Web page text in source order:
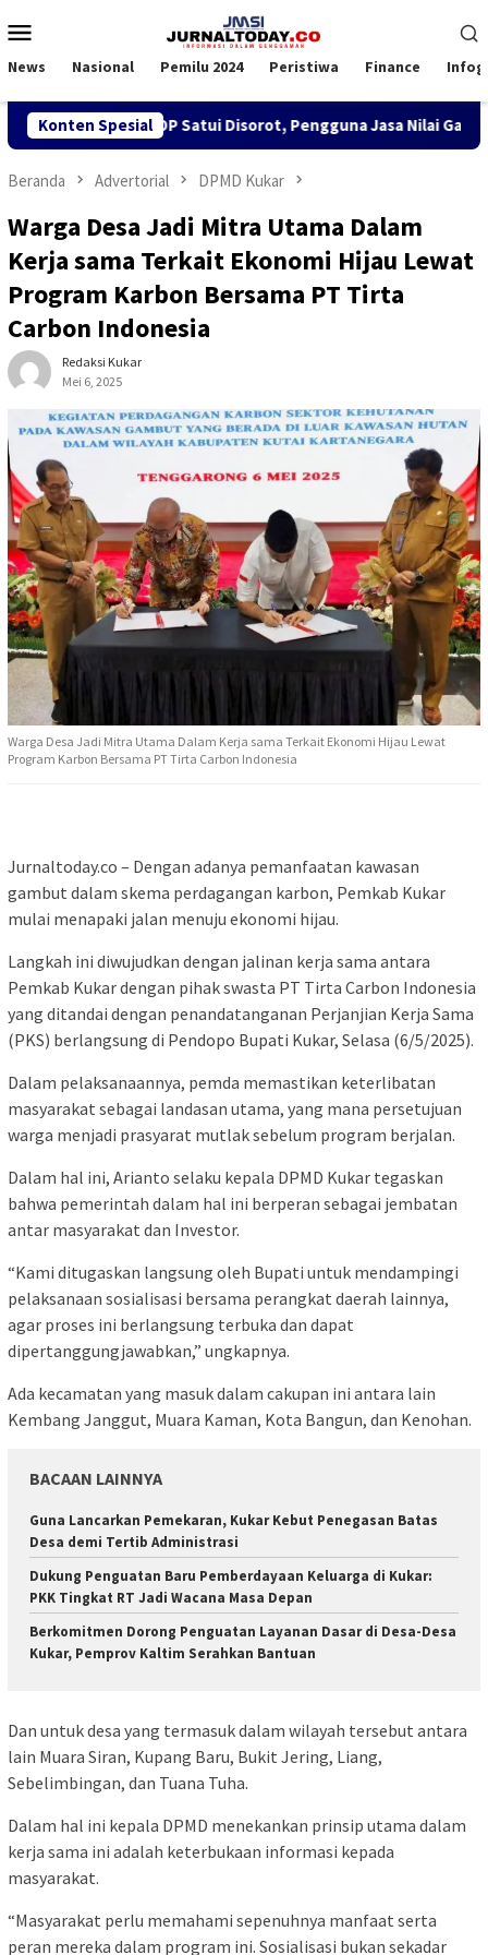
ke
Mobile
News Nasional Pemilu 2024 Peristiwa Finance
Konten Spesial
TKBM di KSOP Satui Disorot, Pengguna Jasa Nilai Ganggu
Beranda Advertorial DPMD Kukar
Warga Desa Jadi Mitra Utama Dalam
Kerja sama Terkait Ekonomi Hijau Lewat
Program Karbon Bersama PT Tirta
Carbon Indonesia
Redaksi Kukar
Mei 6, 2025
Warga Desa Jadi Mitra Utama Dalam Kerja sama Terkait Ekonomi Hijau Lewat
Program Karbon Bersama PT Tirta Carbon Indonesia
Jurnaltoday.co – Dengan adanya pemanfaatan kawasan
gambut dalam skema perdagangan karbon, Pemkab Kukar
mulai menapaki jalan menuju ekonomi hijau.
Langkah ini diwujudkan dengan jalinan kerja sama antara
Pemkab Kukar dengan pihak swasta PT Tirta Carbon Indonesia
yang ditandai dengan penandatanganan Perjanjian Kerja Sama
(PKS) berlangsung di Pendopo Bupati Kukar, Selasa (6/5/2025).
Dalam pelaksanaannya, pemda memastikan keterlibatan
masyarakat sebagai landasan utama, yang mana persetujuan
warga menjadi prasyarat mutlak sebelum program berjalan.
Dalam hal ini, Arianto selaku kepala DPMD Kukar tegaskan
bahwa pemerintah dalam hal ini berperan sebagai jembatan
antar masyarakat dan Investor.
“Kami ditugaskan langsung oleh Bupati untuk mendampingi
pelaksanaan sosialisasi bersama perangkat daerah lainnya,
agar proses ini berlangsung terbuka dan dapat
dipertanggungjawabkan,” ungkapnya.
Ada kecamatan yang masuk dalam cakupan ini antara lain
Kembang Janggut, Muara Kaman, Kota Bangun, dan Kenohan.
BACAAN LAINNYA
Guna Lancarkan Pemekaran, Kukar Kebut Penegasan Batas
Desa demi Tertib Administrasi
Dukung Penguatan Baru Pemberdayaan Keluarga di Kukar:
PKK Tingkat RT Jadi Wacana Masa Depan
Berkomitmen Dorong Penguatan Layanan Dasar di Desa-Desa
Kukar, Pemprov Kaltim Serahkan Bantuan
Dan untuk desa yang termasuk dalam wilayah tersebut antara
lain Muara Siran, Kupang Baru, Bukit Jering, Liang,
Sebelimbingan, dan Tuana Tuha.
Dalam hal ini kepala DPMD menekankan prinsip utama dalam
kerja sama ini adalah keterbukaan informasi kepada
masyarakat.
“Masyarakat perlu memahami sepenuhnya manfaat serta
peran mereka dalam program ini. Sosialisasi bukan sekadar